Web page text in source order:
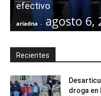
efectivo
ariadna - agosto 6,
Recientes
droga en